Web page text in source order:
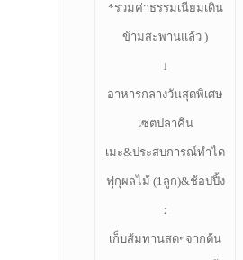
*รวมค่าธรรมเนียมเดิน
ข้ามสะพานแล้ว )
↓
อาหารกลางวันสุดพิเศษ
เซตปลาคิน
เมะ&ประสบการณ์ทำได
ฟุกุผลไม้ (1ลูก)&ช้อปปิ้ง
：
เก็บส้มทานสดๆจากต้น